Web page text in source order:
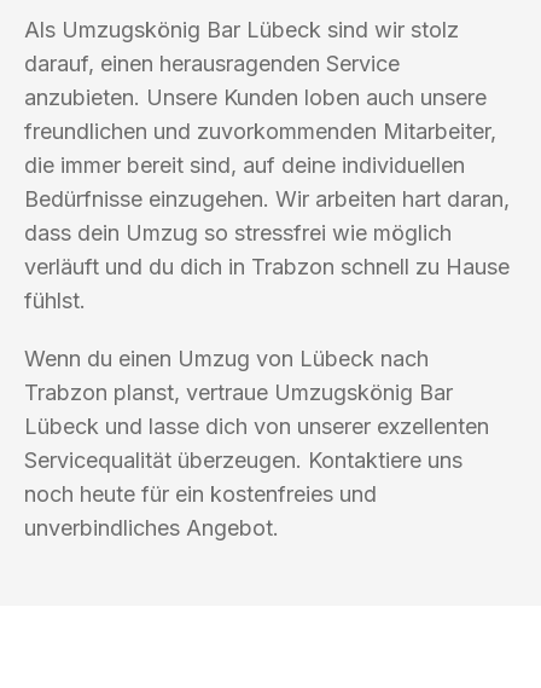
Als Umzugskönig Bar Lübeck sind wir stolz
darauf, einen herausragenden Service
anzubieten. Unsere Kunden loben auch unsere
freundlichen und zuvorkommenden Mitarbeiter,
die immer bereit sind, auf deine individuellen
Bedürfnisse einzugehen. Wir arbeiten hart daran,
dass dein Umzug so stressfrei wie möglich
verläuft und du dich in Trabzon schnell zu Hause
fühlst.
Wenn du einen Umzug von Lübeck nach
Trabzon planst, vertraue Umzugskönig Bar
Lübeck und lasse dich von unserer exzellenten
Servicequalität überzeugen. Kontaktiere uns
noch heute für ein kostenfreies und
unverbindliches Angebot.